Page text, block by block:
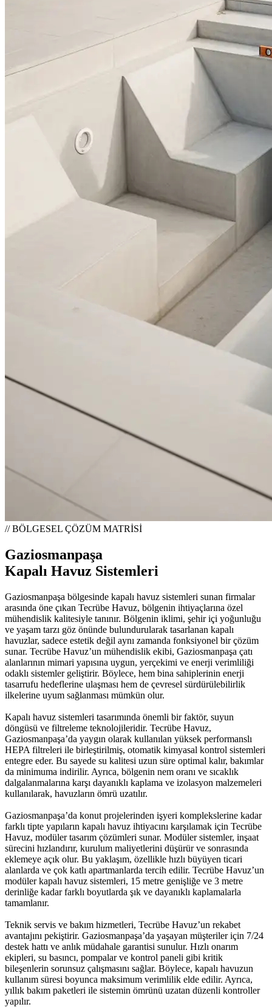
// BÖLGESEL ÇÖZÜM MATRİSİ
Gaziosmanpaşa
Kapalı Havuz Sistemleri
Gaziosmanpaşa bölgesinde kapalı havuz sistemleri sunan firmalar
arasında öne çıkan Tecrübe Havuz, bölgenin ihtiyaçlarına özel
mühendislik kalitesiyle tanınır. Bölgenin iklimi, şehir içi yoğunluğu
ve yaşam tarzı göz önünde bulundurularak tasarlanan kapalı
havuzlar, sadece estetik değil aynı zamanda fonksiyonel bir çözüm
sunar. Tecrübe Havuz’un mühendislik ekibi, Gaziosmanpaşa çatı
alanlarının mimari yapısına uygun, yerçekimi ve enerji verimliliği
odaklı sistemler geliştirir. Böylece, hem bina sahiplerinin enerji
tasarrufu hedeflerine ulaşması hem de çevresel sürdürülebilirlik
ilkelerine uyum sağlanması mümkün olur.
Kapalı havuz sistemleri tasarımında önemli bir faktör, suyun
döngüsü ve filtreleme teknolojileridir. Tecrübe Havuz,
Gaziosmanpaşa’da yaygın olarak kullanılan yüksek performanslı
HEPA filtreleri ile birleştirilmiş, otomatik kimyasal kontrol sistemleri
entegre eder. Bu sayede su kalitesi uzun süre optimal kalır, bakımlar
da minimuma indirilir. Ayrıca, bölgenin nem oranı ve sıcaklık
dalgalanmalarına karşı dayanıklı kaplama ve izolasyon malzemeleri
kullanılarak, havuzların ömrü uzatılır.
Gaziosmanpaşa’da konut projelerinden işyeri komplekslerine kadar
farklı tipte yapıların kapalı havuz ihtiyacını karşılamak için Tecrübe
Havuz, modüler tasarım çözümleri sunar. Modüler sistemler, inşaat
sürecini hızlandırır, kurulum maliyetlerini düşürür ve sonrasında
eklemeye açık olur. Bu yaklaşım, özellikle hızlı büyüyen ticari
alanlarda ve çok katlı apartmanlarda tercih edilir. Tecrübe Havuz’un
modüler kapalı havuz sistemleri, 15 metre genişliğe ve 3 metre
derinliğe kadar farklı boyutlarda şık ve dayanıklı kaplamalarla
tamamlanır.
Teknik servis ve bakım hizmetleri, Tecrübe Havuz’un rekabet
avantajını pekiştirir. Gaziosmanpaşa’da yaşayan müşteriler için 7/24
destek hattı ve anlık müdahale garantisi sunulur. Hızlı onarım
ekipleri, su basıncı, pompalar ve kontrol paneli gibi kritik
bileşenlerin sorunsuz çalışmasını sağlar. Böylece, kapalı havuzun
kullanım süresi boyunca maksimum verimlilik elde edilir. Ayrıca,
yıllık bakım paketleri ile sistemin ömrünü uzatan düzenli kontroller
yapılır.